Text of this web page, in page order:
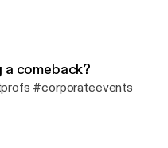
comeback?
#corporateevents